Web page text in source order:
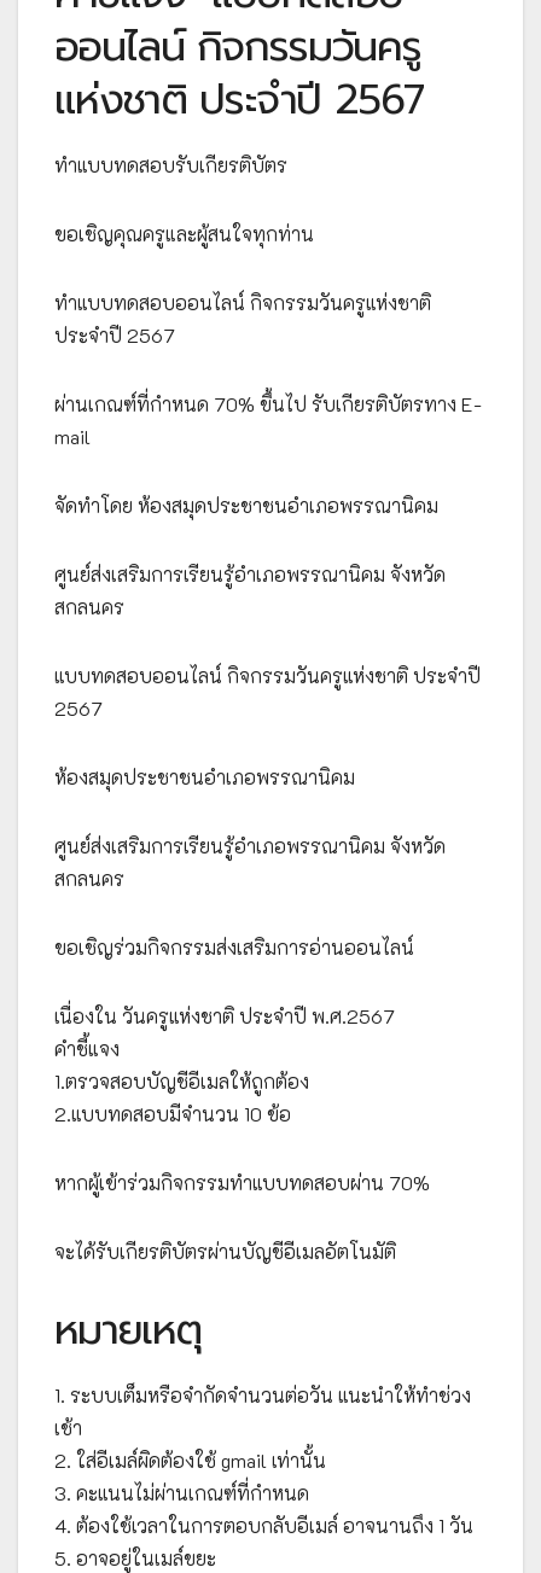
ออนไลน์ กิจกรรมวันครู
แห่งชาติ ประจำปี 2567
ทำแบบทดสอบรับเกียรติบัตร
ขอเชิญคุณครูและผู้สนใจทุกท่าน
ทำแบบทดสอบออนไลน์ กิจกรรมวันครูแห่งชาติ
ประจำปี 2567
ผ่านเกณฑ์ที่กำหนด 70% ขึ้นไป รับเกียรติบัตรทาง E-
mail
จัดทำโดย ห้องสมุดประชาชนอำเภอพรรณานิคม
ศูนย์ส่งเสริมการเรียนรู้อำเภอพรรณานิคม จังหวัด
สกลนคร
แบบทดสอบออนไลน์ กิจกรรมวันครูแห่งชาติ ประจำปี
2567
ห้องสมุดประชาชนอำเภอพรรณานิคม
ศูนย์ส่งเสริมการเรียนรู้อำเภอพรรณานิคม จังหวัด
สกลนคร
ขอเชิญร่วมกิจกรรมส่งเสริมการอ่านออนไลน์
เนื่องใน วันครูแห่งชาติ ประจำปี พ.ศ.2567
คำชี้แจง
1.ตรวจสอบบัญชีอีเมลให้ถูกต้อง
2.แบบทดสอบมีจำนวน 10 ข้อ
หากผู้เข้าร่วมกิจกรรมทำแบบทดสอบผ่าน 70%
จะได้รับเกียรติบัตรผ่านบัญชีอีเมลอัตโนมัติ
หมายเหตุ
1. ระบบเต็มหรือจำกัดจำนวนต่อวัน แนะนำให้ทำช่วง
เช้า
2. ใส่อีเมล์ผิดต้องใช้ gmail เท่านั้น
3. คะแนนไม่ผ่านเกณฑ์ที่กำหนด
4. ต้องใช้เวลาในการตอบกลับอีเมล์ อาจนานถึง 1 วัน
5. อาจอยู่ในเมล์ขยะ